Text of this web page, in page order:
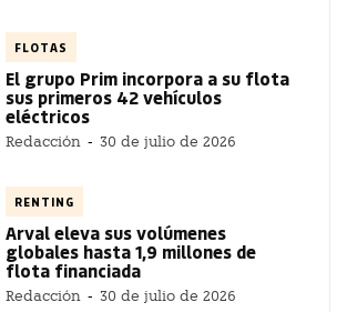
FLOTAS
El grupo Prim incorpora a su flota
sus primeros 42 vehículos
eléctricos
Redacción - 30 de julio de 2026
RENTING
Arval eleva sus volúmenes
globales hasta 1,9 millones de
flota financiada
Redacción - 30 de julio de 2026